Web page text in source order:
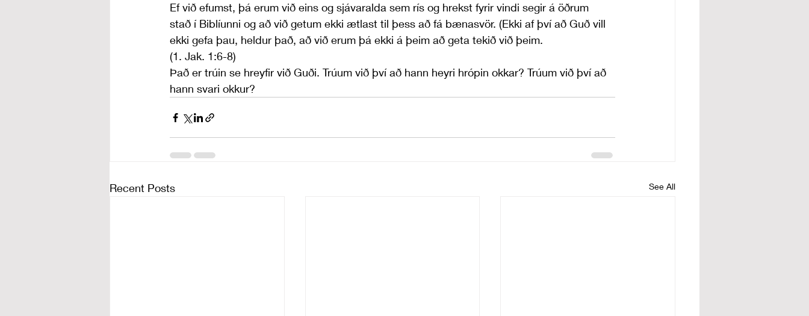
Ef við efumst, þá erum við eins og sjávaralda sem rís og hrekst fyrir vindi segir á öðrum
stað í Biblíunni og að við getum ekki ætlast til þess að fá bænasvör. (Ekki af því að Guð vill
ekki gefa þau, heldur það, að við erum þá ekki á þeim að geta tekið við þeim.
(1. Jak. 1:6-8)
Það er trúin se hreyfir við Guði. Trúum við því að hann heyri hrópin okkar? Trúum við því að
hann svari okkur?
Recent Posts See All